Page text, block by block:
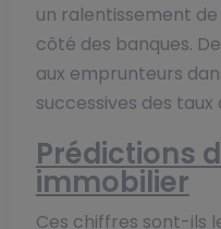
un ralentissement de
côté des banques.
aux emprunteurs
successives des taux
Prédictions
immobilier
Ces chiffres sont-ils